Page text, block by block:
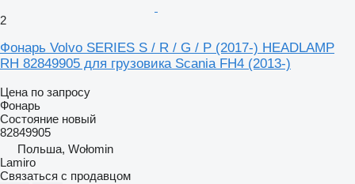
2
Фонарь Volvo SERIES S / R / G / P (2017-) HEADLAMP
RH 82849905 для грузовика Scania FH4 (2013-)
Цена по запросу
Фонарь
Состояние новый
82849905
Польша, Wołomin
Lamiro
Связаться с продавцом